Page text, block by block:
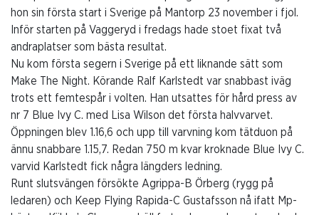
hon sin första start i Sverige på Mantorp 23 november i fjol.
Inför starten på Vaggeryd i fredags hade stoet fixat två
andraplatser som bästa resultat.
Nu kom första segern i Sverige på ett liknande sätt som
Make The Night. Körande Ralf Karlstedt var snabbast iväg
trots ett femtespår i volten. Han utsattes för hård press av
nr 7 Blue Ivy C. med Lisa Wilson det första halvvarvet.
Öppningen blev 1.16,6 och upp till varvning kom tätduon på
ännu snabbare 1.15,7. Redan 750 m kvar kroknade Blue Ivy C.
varvid Karlstedt fick några längders ledning.
Runt slutsvängen försökte Agrippa-B Örberg (rygg på
ledaren) och Keep Flying Rapida-C Gustafsson nå ifatt Mp-